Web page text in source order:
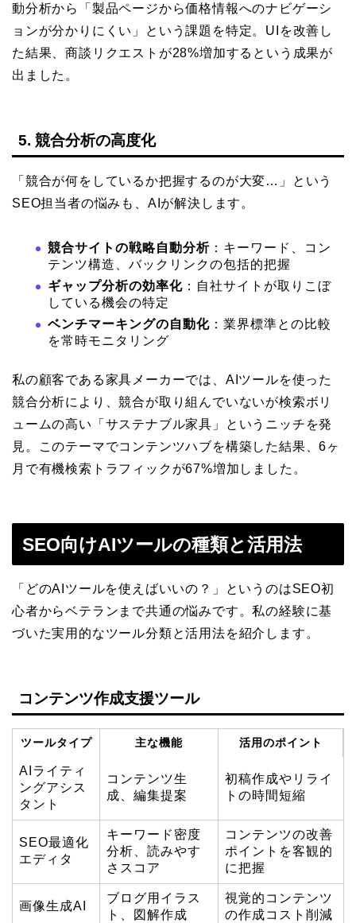
動分析から「製品ページから価格情報へのナビゲーシ
ョンが分かりにくい」という課題を特定。UIを改善し
た結果、商談リクエストが28%増加するという成果が
出ました。
5. 競合分析の高度化
「競合が何をしているか把握するのが大変…」という
SEO担当者の悩みも、AIが解決します。
競合サイトの戦略自動分析 ：キーワード、コン
テンツ構造、バックリンクの包括的把握
ギャップ分析の効率化 ：自社サイトが取りこぼ
している機会の特定
ベンチマーキングの自動化 ：業界標準との比較
を常時モニタリング
私の顧客である家具メーカーでは、AIツールを使った
競合分析により、競合が取り組んでいないが検索ボリ
ュームの高い「サステナブル家具」というニッチを発
見。このテーマでコンテンツハブを構築した結果、6ヶ
月で有機検索トラフィックが67%増加しました。
SEO向けAIツールの種類と活用法
「どのAIツールを使えばいいの？」というのはSEO初
心者からベテランまで共通の悩みです。私の経験に基
づいた実用的なツール分類と活用法を紹介します。
コンテンツ作成支援ツール
ツールタイプ 主な機能 活用のポイント
AIライティ
ングアシス
タント
コンテンツ生
成、編集提案
初稿作成やリライ
トの時間短縮
SEO最適化
エディタ
キーワード密度
分析、読みやす
さスコア
コンテンツの改善
ポイントを客観的
に把握
画像生成AI
ブログ用イラス
ト、図解作成
視覚的コンテンツ
の作成コスト削減